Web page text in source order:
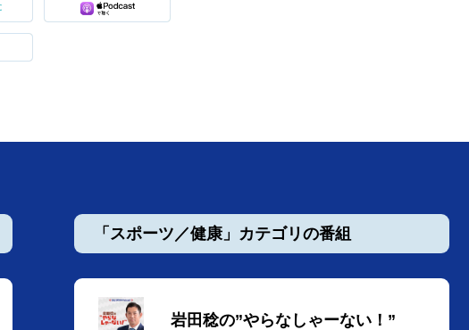
「スポーツ／健康」カテゴリの番組
岩田稔の”やらなしゃーない！”